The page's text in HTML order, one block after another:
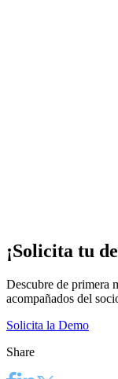
¡Solicita tu
Descubre de primera
acompañados del
Solicita la Demo
Share